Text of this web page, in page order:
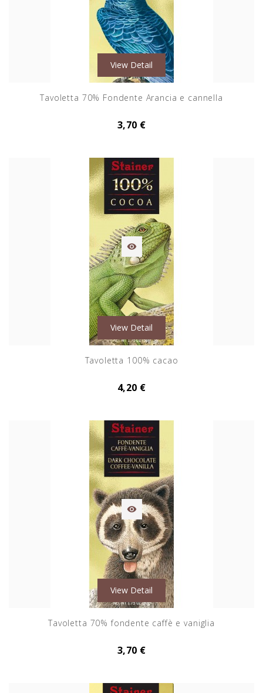
View Detail
Tavoletta 70% Fondente Arancia e cannella
3,70 €

View Detail
Tavoletta 100% cacao
4,20 €

View Detail
Tavoletta 70% fondente caffè e vaniglia
3,70 €